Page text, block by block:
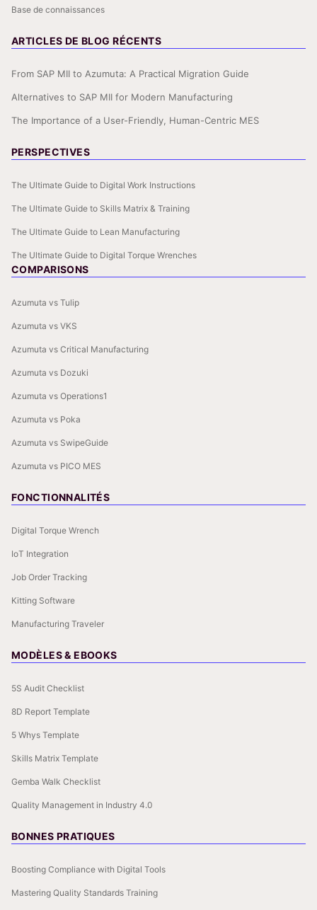
Base de connaissances
ARTICLES DE BLOG RÉCENTS
From SAP MII to Azumuta: A Practical Migration Guide
Alternatives to SAP MII for Modern Manufacturing
The Importance of a User-Friendly, Human-Centric MES
PERSPECTIVES
The Ultimate Guide to Digital Work Instructions
The Ultimate Guide to Skills Matrix & Training
The Ultimate Guide to Lean Manufacturing
The Ultimate Guide to Digital Torque Wrenches
COMPARISONS
Azumuta vs Tulip
Azumuta vs VKS
Azumuta vs Critical Manufacturing
Azumuta vs Dozuki
Azumuta vs Operations1
Azumuta vs Poka
Azumuta vs SwipeGuide
Azumuta vs PICO MES
FONCTIONNALITÉS
Digital Torque Wrench
IoT Integration
Job Order Tracking
Kitting Software
Manufacturing Traveler
MODÈLES & EBOOKS
5S Audit Checklist
8D Report Template
5 Whys Template
Skills Matrix Template
Gemba Walk Checklist
Quality Management in Industry 4.0
BONNES PRATIQUES
Boosting Compliance with Digital Tools
Mastering Quality Standards Training